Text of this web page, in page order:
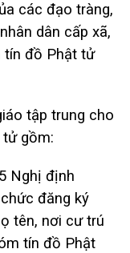
các đạo tràng,
dân cấp xã,
tín đồ Phật tử
tập trung cho
gồm:
Nghị định
đăng ký
tên, nơi cư trú
tín đồ Phật